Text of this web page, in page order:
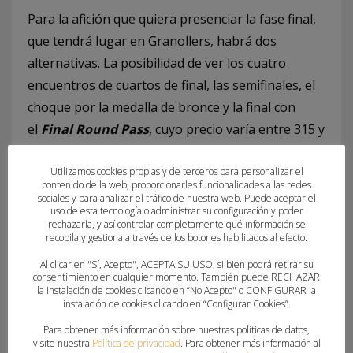
Para la afición que quiera presenciar la fase final,
que tendrá lugar en Granollers, habrá dos
alternativas. La posibilidad de ver los cuatro
encuentros de cuartos de final, las semifinales, el
choque por la medalla de bronce y la final con
el Final Round Pass, cuyo precio varía entre 315 y
los partidos de semifinales, la lucha por el tercer y
cuarto puesto y la gran final, el fin de semana
entre el 17 y 19 de diciembre, por un importe
entre 171 y 216 euros.
ElPresident’s Cup Pass,que se puede adquirir
por 39, 50, 56 o 84 euros en función de la
categoría, permitirá acceder a los 16 encuentros
que se disputarán en Llíria entre el 8 y 15
Utilizamos cookies propias y de terceros para personalizar el
contenido de la web, proporcionarles funcionalidades a las redes
sociales y para analizar el tráfico de nuestra web. Puede aceptar el
uso de esta tecnología o administrar su configuración y poder
rechazarla, y así controlar completamente qué información se
recopila y gestiona a través de los botones habilitados al efecto.
Al clicar en "Sí, Acepto", ACEPTA SU USO, si bien podrá retirar su
consentimiento en cualquier momento. También puede RECHAZAR
la instalación de cookies clicando en “No Acepto" o CONFIGURAR la
instalación de cookies clicando en “Configurar Cookies”.
Para obtener más información sobre nuestras políticas de datos,
visite nuestra Política de privacidad. Para obtener más información al